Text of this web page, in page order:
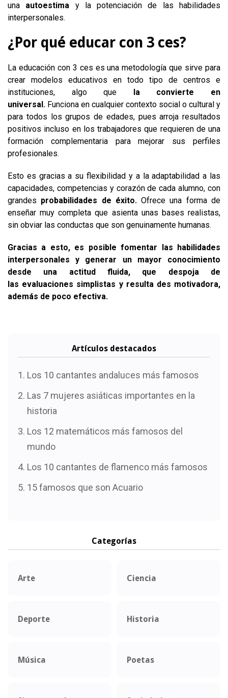
una autoestima y la potenciación de las habilidades
interpersonales.
¿Por qué educar con 3 ces?
La educación con 3 ces es una metodología que sirve para
crear modelos educativos en todo tipo de centros e
instituciones, algo que la convierte en
universal. Funciona en cualquier contexto social o cultural y
para todos los grupos de edades, pues arroja resultados
positivos incluso en los trabajadores que requieren de una
formación complementaria para mejorar sus perfiles
profesionales.
Esto es gracias a su flexibilidad y a la adaptabilidad a las
capacidades, competencias y corazón de cada alumno, con
grandes probabilidades de éxito.Ofrece una forma de
enseñar muy completa que asienta unas bases realistas,
sin obviar las conductas que son genuinamente humanas.
Gracias a esto, es posible fomentar las habilidades
interpersonales y generar un mayor conocimiento
desde una actitud fluida, que despoja de
las evaluaciones simplistas y resulta des motivadora,
además de poco efectiva.
Artículos destacados
Los 10 cantantes andaluces más famosos
Las 7 mujeres asiáticas importantes en la
historia
Los 12 matemáticos más famosos del
mundo
Los 10 cantantes de flamenco más famosos
15 famosos que son Acuario
Categorías
Arte Ciencia
Deporte Historia
Música Poetas